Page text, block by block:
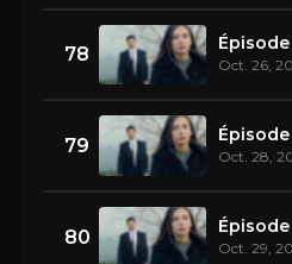
78 Oct. 26,
79 Oct. 28,
80 Oct. 29,